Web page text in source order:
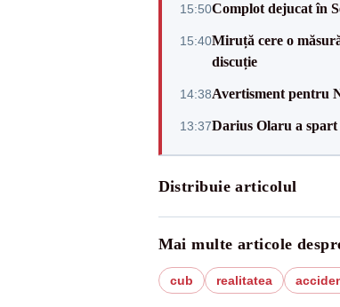
15:50Complot dejucat în
15:40Miruță cere o
discuție
14:38Avertisment pentru
13:37Darius Olaru a
Distribuie articolul
Mai multe articole
cub realitatea